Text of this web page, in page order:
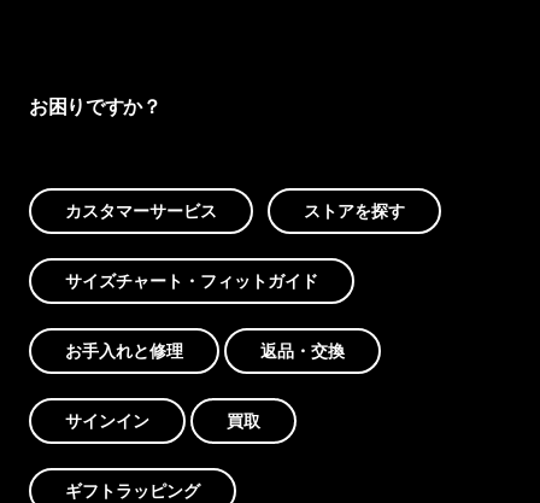
お困りですか？
カスタマーサービス ストアを探す
サイズチャート・フィットガイド
お手入れと修理 返品・交換
サインイン 買取
ギフトラッピング